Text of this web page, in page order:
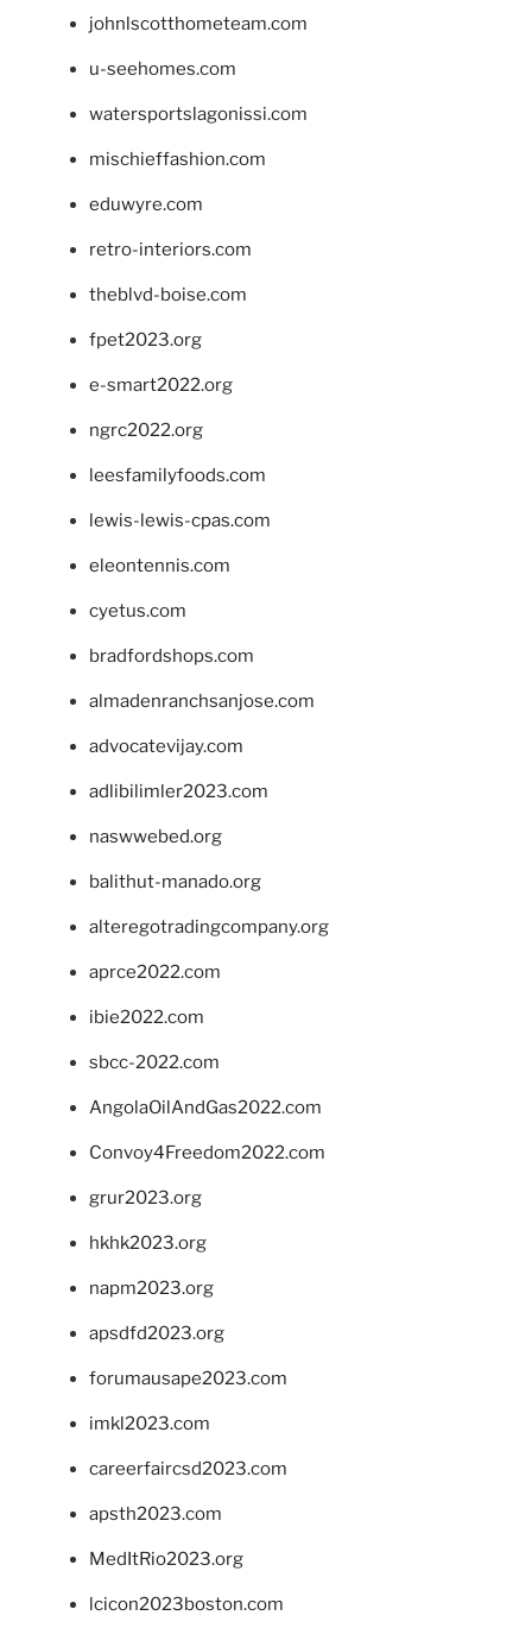
johnlscotthometeam.com
u-seehomes.com
watersportslagonissi.com
mischieffashion.com
eduwyre.com
retro-interiors.com
theblvd-boise.com
fpet2023.org
e-smart2022.org
ngrc2022.org
leesfamilyfoods.com
lewis-lewis-cpas.com
eleontennis.com
cyetus.com
bradfordshops.com
almadenranchsanjose.com
advocatevijay.com
adlibilimler2023.com
naswwebed.org
balithut-manado.org
alteregotradingcompany.org
aprce2022.com
ibie2022.com
sbcc-2022.com
AngolaOilAndGas2022.com
Convoy4Freedom2022.com
grur2023.org
hkhk2023.org
napm2023.org
apsdfd2023.org
forumausape2023.com
imkl2023.com
careerfaircsd2023.com
apsth2023.com
MedItRio2023.org
lcicon2023boston.com